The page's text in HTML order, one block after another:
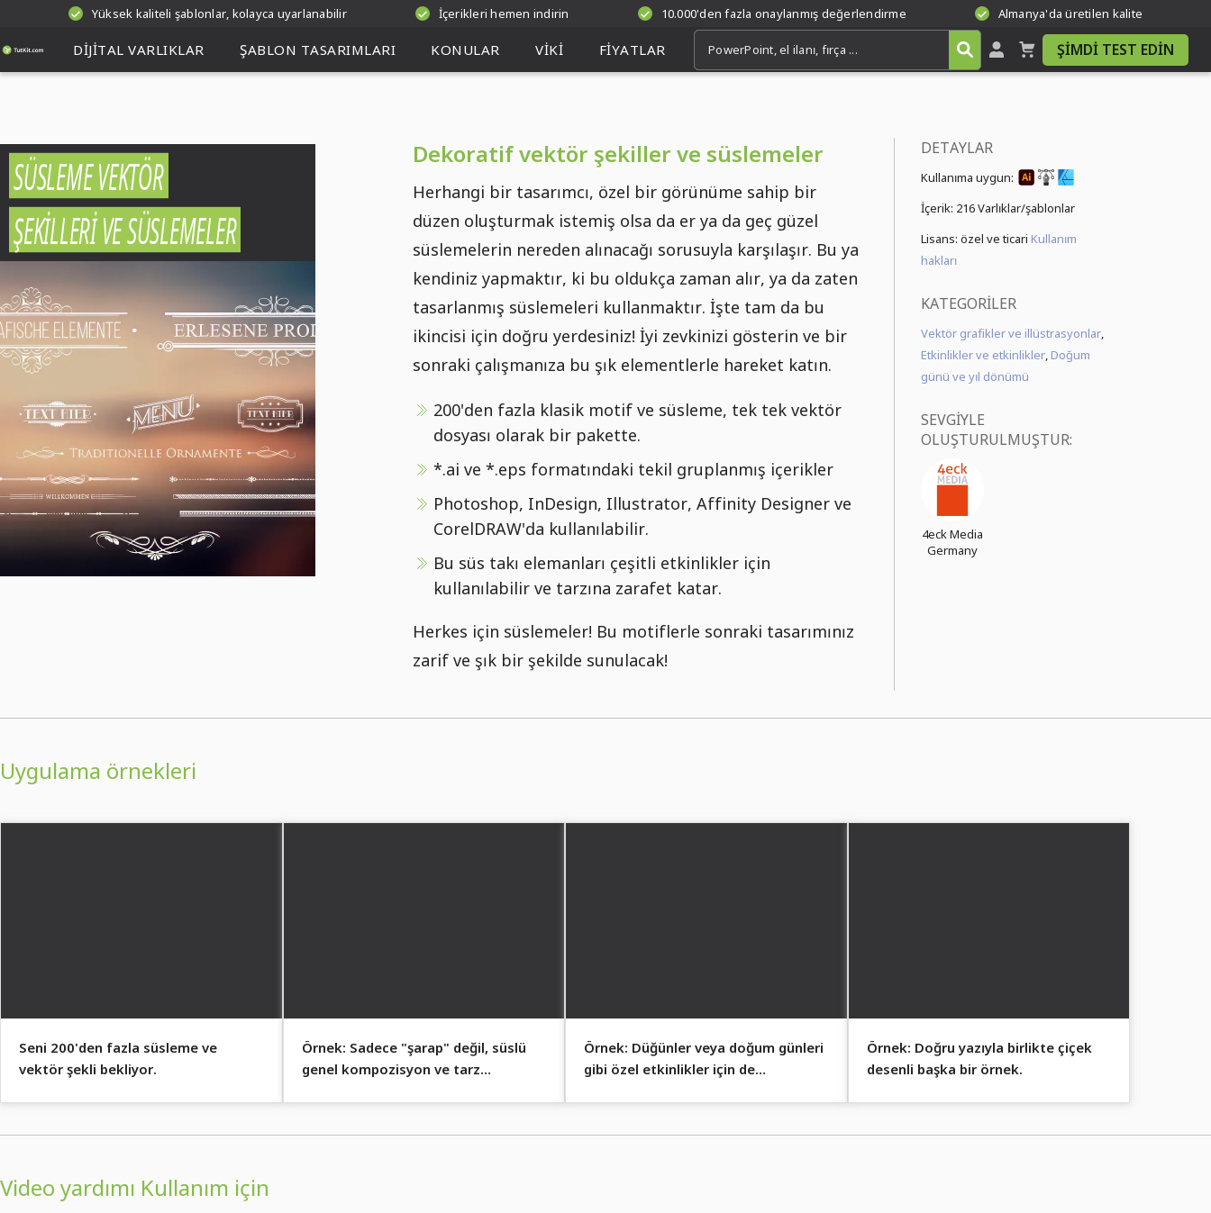
Yüksek kaliteli şablonlar, kolayca uyarlanabilir İçerikleri hemen indirin 10.000'den fazla onaylanmış değerlendirme Almanya'da üretilen kalite
DIJITAL VARLIKLAR ŞABLON TASARIMLARI KONULAR VIKI FIYATLAR ŞIMDI TEST EDIN
SÜSLEME VEKTÖR
ŞEKILLERI VE SÜSLEMELER
Dekoratif vektör şekiller ve süslemeler
Herhangi bir tasarımcı, özel bir görünüme sahip bir
düzen oluşturmak istemiş olsa da er ya da geç güzel
süslemelerin nereden alınacağı sorusuyla karşılaşır. Bu ya
kendiniz yapmaktır, ki bu oldukça zaman alır, ya da zaten
tasarlanmış süslemeleri kullanmaktır. İşte tam da bu
ikincisi için doğru yerdesiniz! İyi zevkinizi gösterin ve bir
sonraki çalışmanıza bu şık elementlerle hareket katın.
200'den fazla klasik motif ve süsleme, tek tek vektör
dosyası olarak bir pakette.
*.ai ve *.eps formatındaki tekil gruplanmış içerikler
Photoshop, InDesign, Illustrator, Affinity Designer ve
CorelDRAW'da kullanılabilir.
Bu süs takı elemanları çeşitli etkinlikler için
kullanılabilir ve tarzına zarafet katar.
Herkes için süslemeler! Bu motiflerle sonraki tasarımınız
zarif ve şık bir şekilde sunulacak!
DETAYLAR
Kullanıma uygun:
İçerik: 216 Varlıklar/şablonlar
Lisans: özel ve ticari Kullanım
hakları
KATEGORILER
Vektör grafikler ve illüstrasyonlar,
Etkinlikler ve etkinlikler, Doğum
günü ve yıl dönümü
SEVGIYLE
OLUŞTURULMUŞTUR:
4eck Media
Germany
Uygulama örnekleri
Seni 200'den fazla süsleme ve
vektör şekli bekliyor.
Örnek: Sadece "şarap" değil, süslü
genel kompozisyon ve tarz
Örnek: Düğünler veya doğum günleri
gibi özel etkinlikler için de
Örnek: Doğru yazıyla birlikte çiçek
desenli başka bir örnek.
Video yardımı Kullanım için